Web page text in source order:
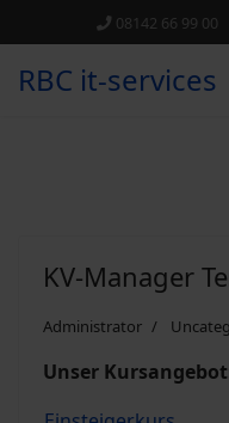
08142 66 99 00
RBC it-services
KV-Manager
Administrator
Unser